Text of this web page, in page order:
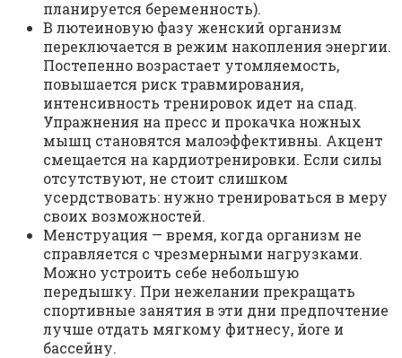
планируется беременность).
В лютеиновую фазу женский организм
переключается в режим накопления энергии.
Постепенно возрастает утомляемость,
повышается риск травмирования,
интенсивность тренировок идет на спад.
Упражнения на пресс и прокачка ножных
мышц становятся малоэффективны. Акцент
смещается на кардиотренировки. Если силы
отсутствуют, не стоит слишком
усердствовать: нужно тренироваться в меру
своих возможностей.
Менструация — время, когда организм не
справляется с чрезмерными нагрузками.
Можно устроить себе небольшую
передышку. При нежелании прекращать
спортивные занятия в эти дни предпочтение
лучше отдать мягкому фитнесу, йоге и
бассейну.